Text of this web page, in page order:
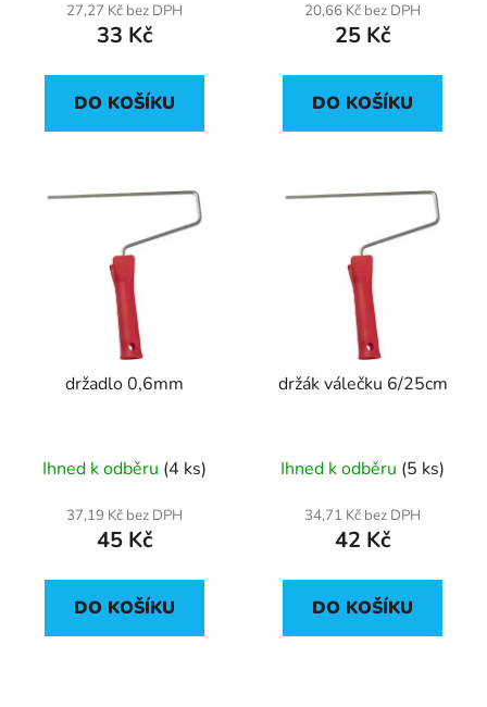
27,27 Kč bez DPH
33 Kč
DO KOŠÍKU
20,66 Kč bez DPH
25 Kč
DO KOŠÍKU
držadlo 0,6mm
Ihned k odběru (4 ks)
37,19 Kč bez DPH
45 Kč
DO KOŠÍKU
držák válečku 6/25cm
Ihned k odběru (5 ks)
34,71 Kč bez DPH
42 Kč
DO KOŠÍKU